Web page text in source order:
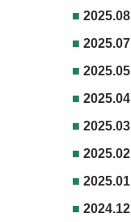
2025.08
2025.07
2025.05
2025.04
2025.03
2025.02
2025.01
2024.12